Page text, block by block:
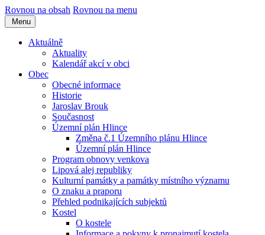
Rovnou na obsah Rovnou na menu
Menu
Aktuálně
Aktuality
Kalendář akcí v obci
Obec
Obecné informace
Historie
Jaroslav Brouk
Současnost
Územní plán Hlince
Změna č.1 Územního plánu Hlince
Územní plán Hlince
Program obnovy venkova
Lipová alej republiky
Kulturní památky a památky místního významu
O znaku a praporu
Přehled podnikajících subjektů
Kostel
O kostele